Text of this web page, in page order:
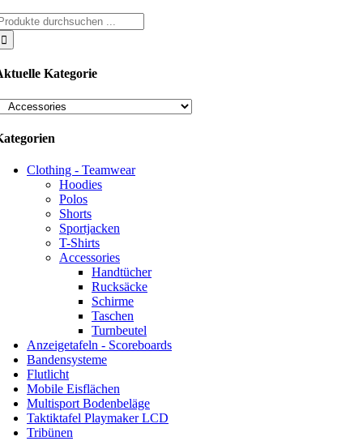
Kategorie
Clothing - Teamwear
Hoodies
Polos
Shorts
Sportjacken
T-Shirts
Accessories
Handtücher
Rucksäcke
Schirme
Taschen
Turnbeutel
Anzeigetafeln - Scoreboards
Bandensysteme
Flutlicht
Mobile Eisflächen
Multisport Bodenbeläge
Taktiktafel Playmaker LCD
Tribünen